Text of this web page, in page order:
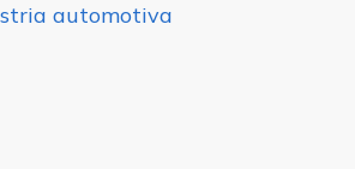
automotiva